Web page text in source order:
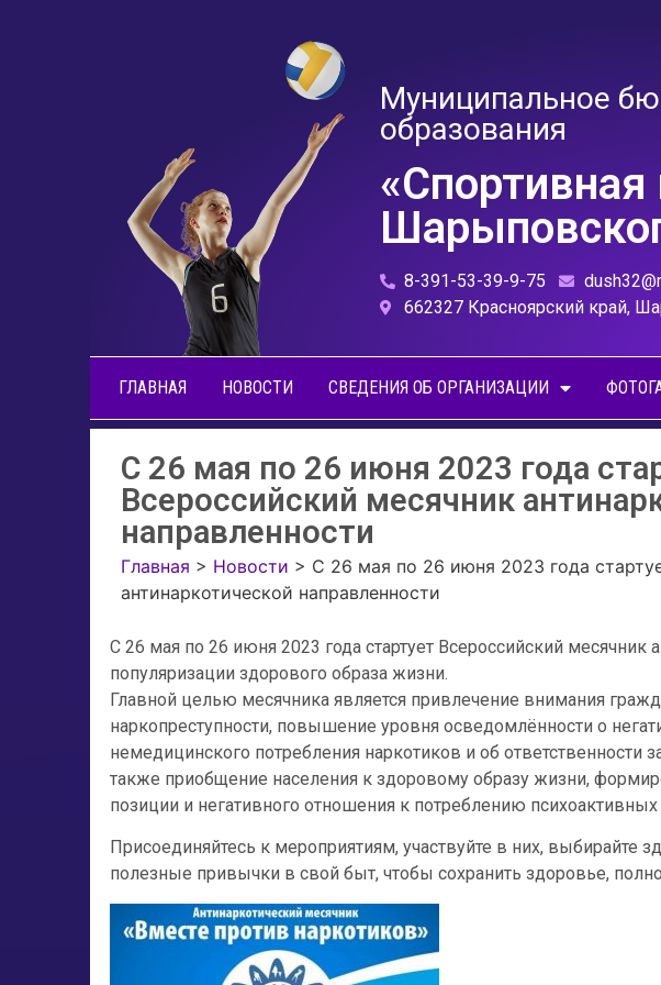
Муниципальное
образования
8-391-53-39-9-75
662327 Красноярский край,
ГЛАВНАЯ НОВОСТИ СВЕДЕНИЯ ОБ ОРГАНИЗАЦИИ
С 26 мая по 26 июня 2023 года
Всероссийский месячник
направленности
Главная > Новости > С 26 мая по 26 июня 2023 года
антинаркотической направленности
С 26 мая по 26 июня 2023 года стартует Всероссийский месячник
популяризации здорового образа жизни.
Главной целью месячника является привлечение внимания
наркопреступности, повышение уровня осведомлённости о
немедицинского потребления наркотиков и об ответственности
также приобщение населения к здоровому образу жизни,
позиции и негативного отношения к потреблению
Присоединяйтесь к мероприятиям, участвуйте в них, выбирайте
полезные привычки в свой быт, чтобы сохранить здоровье,